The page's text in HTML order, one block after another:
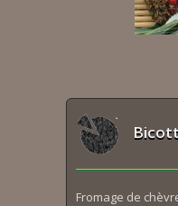
Fromage de